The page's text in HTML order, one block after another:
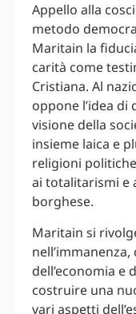
Appello alla
metodo
Maritain la
carità come
Cristiana. Al
oppone l’idea
visione della
insieme laica e
religioni
ai totalitarismi e
borghese.
Maritain si
dell’economia e
costruire una
vari aspetti